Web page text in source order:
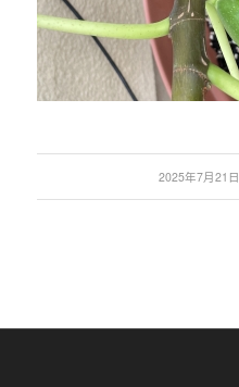
2025年7月21日
/